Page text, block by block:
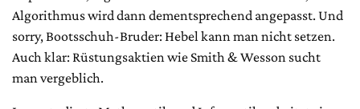
Algorithmus wird dann dementsprechend angepasst. Und
sorry, Bootsschuh-Bruder: Hebel kann man nicht setzen.
Auch klar: Rüstungsaktien wie Smith & Wesson sucht
man vergeblich.